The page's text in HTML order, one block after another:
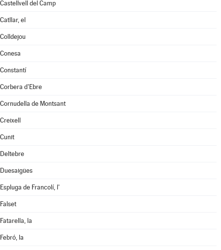
Castellvell del Camp
Catllar, el
Colldejou
Conesa
Constantí
Corbera d'Ebre
Cornudella de Montsant
Creixell
Cunit
Deltebre
Duesaigües
Espluga de Francolí, l'
Falset
Fatarella, la
Febró, la